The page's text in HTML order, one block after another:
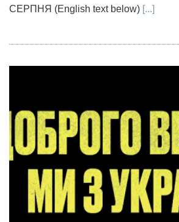
СЕРПНЯ (English text below) [...]